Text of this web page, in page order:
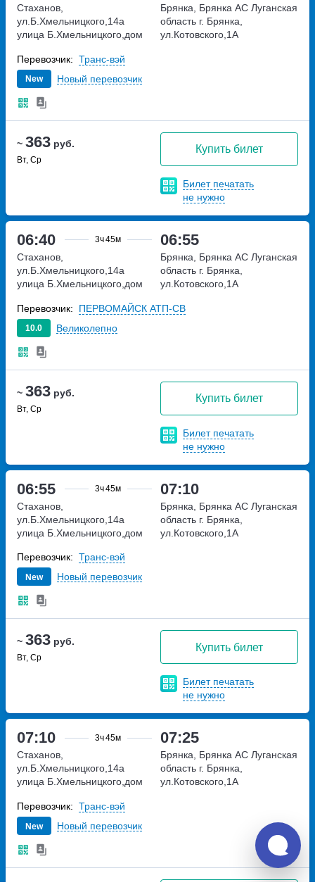
~ 363 руб.
Вт, Ср
Купить билет
Билет печатать
не нужно
Стаханов,
ул.Б.Хмельницкого,14а
улица Б.Хмельницкого,дом
Брянка, Брянка АС Луганская
область г. Брянка,
ул.Котовского,1А
New Новый перевозчик
Перевозчик: Транс-вэй
06:40 3ч45м 06:55
~ 363 руб.
Вт, Ср
Купить билет
Билет печатать
не нужно
Стаханов,
ул.Б.Хмельницкого,14а
улица Б.Хмельницкого,дом
Брянка, Брянка АС Луганская
область г. Брянка,
ул.Котовского,1А
10.0 Великолепно
Перевозчик: ПЕРВОМАЙСК АТП-СВ
06:55 3ч45м 07:10
~ 363 руб.
Вт, Ср
Купить билет
Билет печатать
не нужно
Стаханов,
ул.Б.Хмельницкого,14а
улица Б.Хмельницкого,дом
Брянка, Брянка АС Луганская
область г. Брянка,
ул.Котовского,1А
New Новый перевозчик
Перевозчик: Транс-вэй
07:10 3ч45м 07:25
Стаханов,
ул.Б.Хмельницкого,14а
улица Б.Хмельницкого,дом
Брянка, Брянка АС Луганская
область г. Брянка,
ул.Котовского,1А
New Новый перевозчик
Перевозчик: Транс-вэй